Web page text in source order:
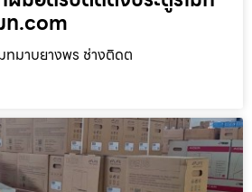
ท.com
ทมาบยางพร ช่างติดต